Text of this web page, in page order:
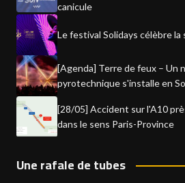
canicule
Le festival Solidays célèbre
[Agenda] Terre de feux – Un
pyrotechnique s'installe en
[28/05] Accident sur l'A10
dans le sens Paris-Province
Une rafale de tubes